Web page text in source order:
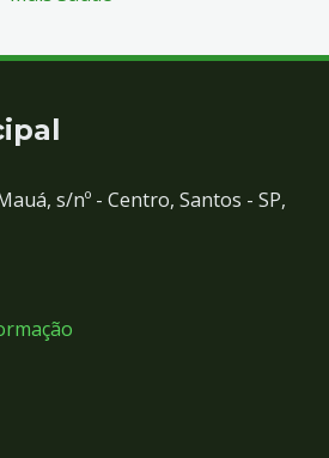
s/nº - Centro, Santos - SP,